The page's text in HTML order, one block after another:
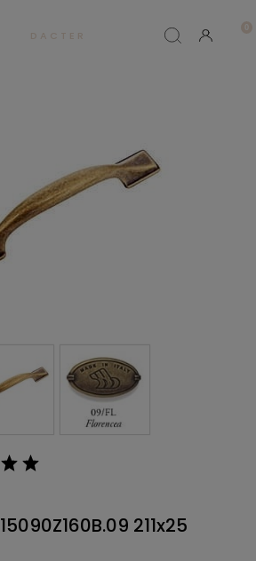
D A C T E R
211x25